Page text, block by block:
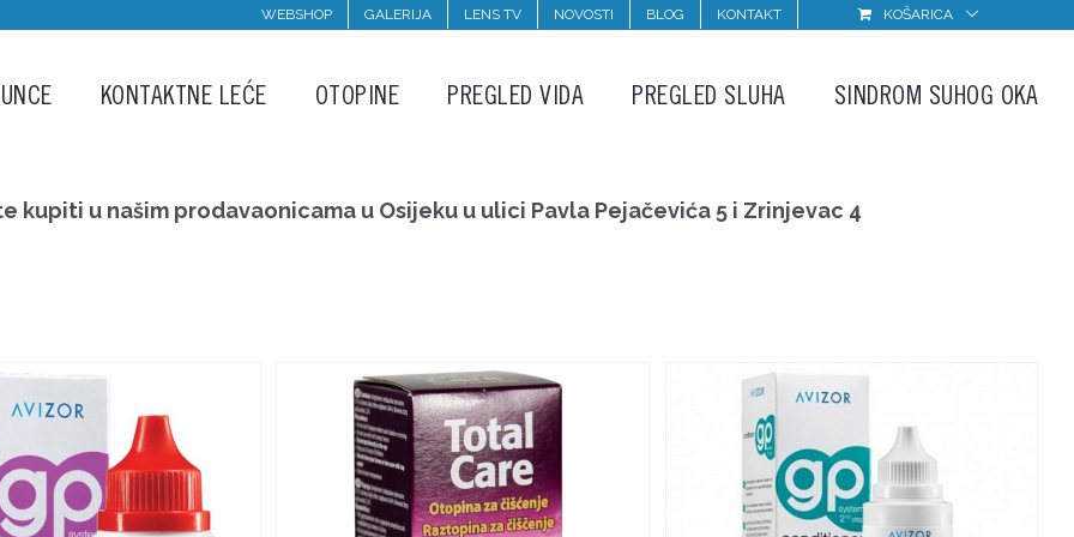
WEBSHOP GALERIJA LENS TV NOVOSTI BLOG KONTAKT KOŠARICA
KONTAKTNE LEĆE OTOPINE PREGLED VIDA PREGLED SLUHA SINDROM SUHOG OKA
kupiti u našim prodavaonicama u Osijeku u ulici Pavla Pejačevića 5 i Zrinjevac 4